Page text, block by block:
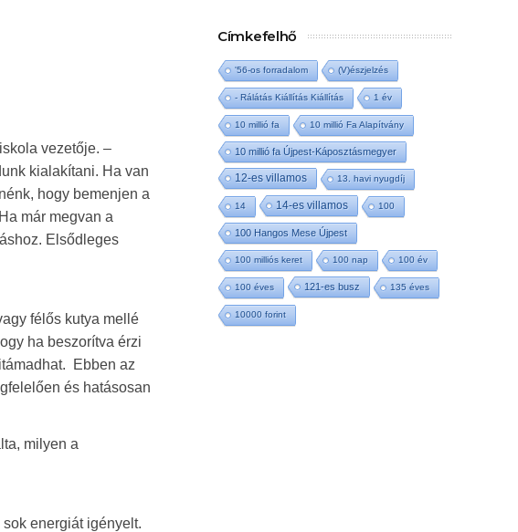
vezetője. –
kialakítani. Ha van
hogy bemenjen a
már megvan a
Elsődleges
félős kutya mellé
ha beszorítva érzi
Ebben az
és hatásosan
milyen a
energiát igényelt.
Címkefelhő
'56-os forradalom (V)észjelzés
- Rálátás Kiállítás Kiállítás 1 év
10 millió fa 10 millió Fa Alapítvány
10 millió fa Újpest-Káposztásmegyer
12-es villamos 13. havi nyugdíj
14 14-es villamos 100
100 Hangos Mese Újpest
100 milliós keret 100 nap 100 év
100 éves 121-es busz 135 éves
10000 forint